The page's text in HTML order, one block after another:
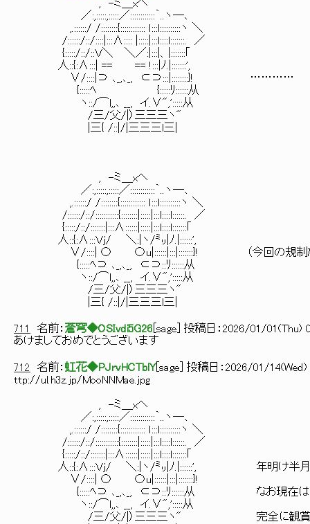
, -ミ＿xヘ
／:,:::::,:::::／::::::::::::｀..ヽ―､
,.::::::/ /::::::::{:::::::::::: ｌ:::l::::::::::ヽ ＼
/::::::/::/::::|:::∧:::: |:::::|:::l::::l:::::::. ／
{:::::/::/::Ｖ＼ ＼／:|:::|、|:::::::｢
人::{:∧:::| == == !:::|ﾉ.|:::::::',
∨/::::|⊃ ､_,､_, ⊂⊃:::|::::::::}! …………
{:::::ﾍ {:::::ﾘ::::::从
ヽ::/⌒l,,､ __, イ.∨",':::::从
/三/父/|〉三三三ヽ"
|三{ /::|/|三三三l三|
, -ミ＿xヘ
／:,:::::,:::::／::::::::::::｀..ヽ―､
,.::::::/ /::::::::{:::::::::::: ｌ:::l::::::::::ヽ ＼
/::::::/::/:::::::::::{::::::::|:::::|:::l::::l::::::. ／
{:::::/::/:::::::|:::∧::::::|:::::|:::l::::l:::::::｢
人::{:∧:::Ｖｊ/ ＼:|ヽ/㍉|ﾉ.|::::::',
∨/::::| 〇 〇u|::::::|:::|:::::::}! （今回の規制だいぶ
{:::::ﾍ⊃ ､_,､_, ⊂⊃::ﾘ::::::从
ヽ::/⌒l,,､ __, イ.∨",':::::从
/三/父/|〉三三三ヽ"
|三{ /::|/|三三三l三|
711 名前： 蒼穹◆OSIvdi5G26 sage ] 投稿日： 2026/01/01(Thu)
あけましておめでとうございます
712 名前： 虹花◆PJrvHCTblY[ sage ] 投稿日： 2026/01/14(Wed)
ttp://ul.h3z.jp/MooNNMae.jpg
, -ミ＿xヘ
／:,:::::,:::::／::::::::::::｀..ヽ―､
,.::::::/ /::::::::{:::::::::::: ｌ:::l::::::::::ヽ ＼
/::::::/::/:::::::::::{::::::::|:::::|:::l::::l::::::. ／
{:::::/::/:::::::|:::∧::::::|:::::|:::l::::l:::::::｢
人::{:∧:::Ｖｊ/ ＼:|ヽ/㍉|ﾉ.|::::::', 年明け半月で何
∨/::::| 〇 〇u|::::::|:::|:::::::}!
{:::::ﾍ⊃ ､_,､_, ⊂⊃::ﾘ::::::从 なお現在はドレミ
ヽ::/⌒l,,､ __, イ.∨",':::::从
/三/父/|〉三三三ヽ" 完全に観賞用